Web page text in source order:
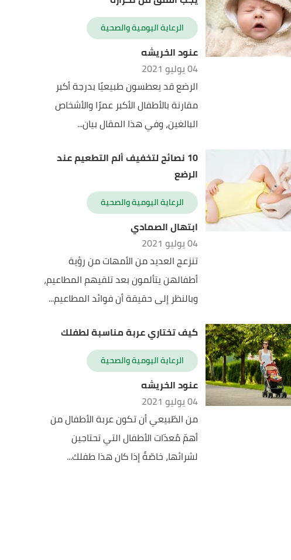
الرعاية اليومية والصحية
عنود الخريشه
04 يوليو 2021
الرضع قد يعطسون طبيعيًا بدرجة أكبر
مقارنة بالأطفال الأكبر عمرًا والأشخاص
البالغين، وفي هذا المقال بيان...
10 نصائح لتخفيف ألم التطعيم عند
الرضع
الرعاية اليومية والصحية
ابتهال الصمادي
04 يوليو 2021
تنزعج العديد من الأمهات من رؤية
أطفالهن يتألمون بعد تلقيهم المطاعيم،
وبالنظر إلى حقيقة أن فوائد المطاعيم...
كيف تختاري عربة مناسبة لطفلك
الرعاية اليومية والصحية
عنود الخريشه
04 يوليو 2021
من الطّبيعي أن تكون عربة الأطفال من
أهمّ مُعدّات الأطفال التي تحتاجين
لشرائها، خاصّةً إذا كان هذا طفلك...